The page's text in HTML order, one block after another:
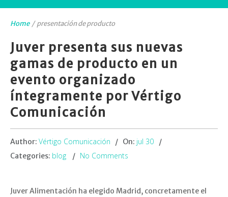
Home /presentación de producto
Juver presenta sus nuevas
gamas de producto en un
evento organizado
íntegramente por Vértigo
Comunicación
Author: Vértigo Comunicación On: jul 30
Categories: blog No Comments
Juver Alimentación ha elegido Madrid, concretamente el